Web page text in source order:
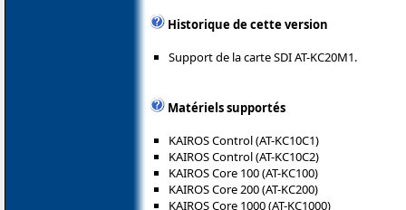
Historique de cette version
Support de la carte SDI AT-KC20M1.
Matériels supportés
KAIROS Control (AT-KC10C1)
KAIROS Control (AT-KC10C2)
KAIROS Core 100 (AT-KC100)
KAIROS Core 200 (AT-KC200)
KAIROS Core 1000 (AT-KC1000)